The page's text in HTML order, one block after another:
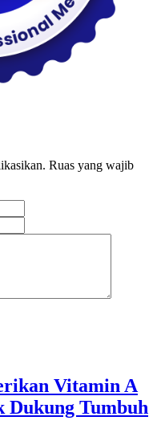
Ruas yang wajib
Vitamin A
Dukung Tumbuh